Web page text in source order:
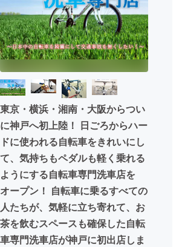
映像・映画
ビジネス・起業
まちづくり・地域活性化
CAMPFIRE for Social Good
CAMPFIREふるさと納税machi-ya
東京・横浜・湘南・大阪からつい
に神戸へ初上陸！ 日ごろからハー
ドに使われる自転車をきれいにし
て、気持ちもペダルも軽く乗れる
ようにする自転車専門洗車店を
オープン！ 自転車に乗るすべての
人たちが、気軽に立ち寄れて、お
茶を飲むスペースも確保した自転
車専門洗車店が神戸に初出店しま